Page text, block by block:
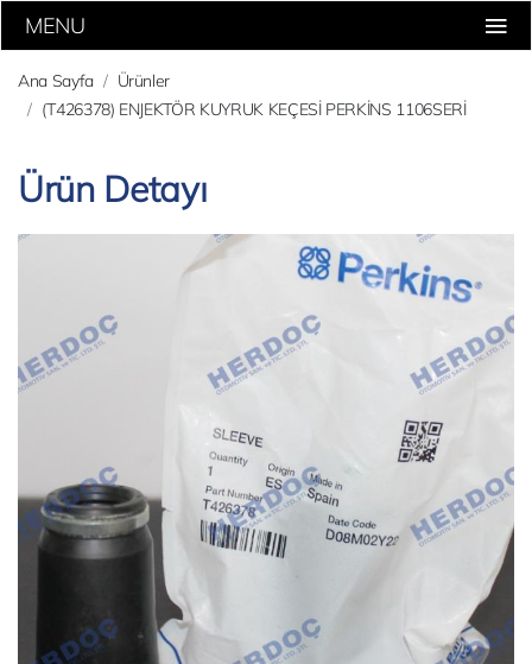
MENU
Ana Sayfa
Ürünler
(T426378) ENJEKTÖR KUYRUK KEÇESİ PERKİNS 1106SERİ
Ürün Detayı